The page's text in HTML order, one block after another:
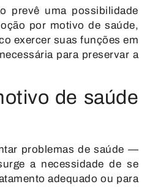
prevê uma possibilidade
por motivo de saúde,
exercer suas funções em
para preservar a
de saúde
problemas de saúde —
a necessidade de se
adequado ou para